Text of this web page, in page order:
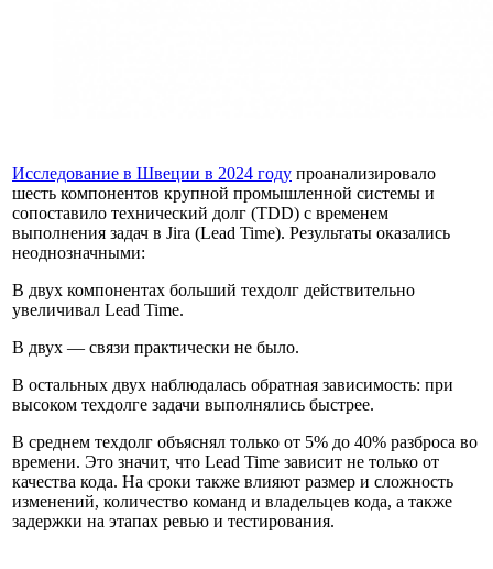
Исследование в Швеции в 2024 году проанализировало
шесть компонентов крупной промышленной системы и
сопоставило технический долг (TDD) с временем
выполнения задач в Jira (Lead Time). Результаты оказались
неоднозначными:
В двух компонентах больший техдолг действительно
увеличивал Lead Time.
В двух — связи практически не было.
В остальных двух наблюдалась обратная зависимость: при
высоком техдолге задачи выполнялись быстрее.
В среднем техдолг объяснял только от 5% до 40% разброса во
времени. Это значит, что Lead Time зависит не только от
качества кода. На сроки также влияют размер и сложность
изменений, количество команд и владельцев кода, а также
задержки на этапах ревью и тестирования.